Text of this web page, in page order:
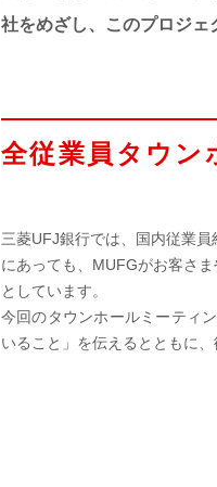
社をめざし、このプロジェ
全従業員タウン
三菱UFJ銀行では、国内従業
にあっても、MUFGがお客さ
としています。
今回のタウンホールミーティ
いること」を伝えるとともに